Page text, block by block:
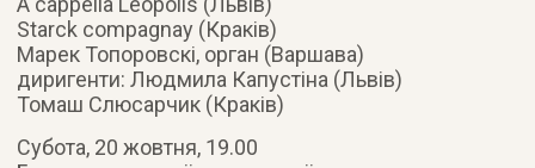
Starck compagnay (Краків)
Марек Топоровскі, орган (Варшава)
диригенти: Людмила Капустіна (Львів)
Томаш Слюсарчик (Краків)
Субота, 20 жовтня, 19.00